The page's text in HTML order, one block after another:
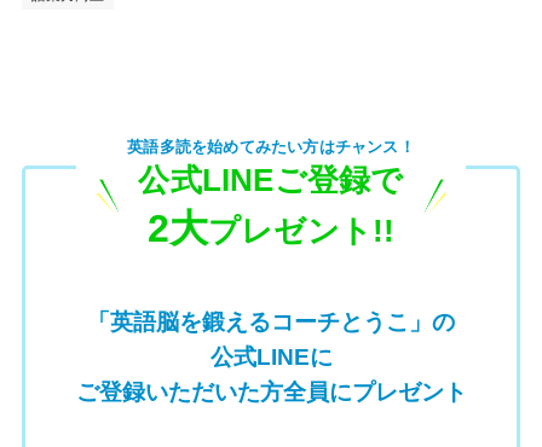
英語多読を始めてみたい方はチャンス！
公式LINEご登録で
2大プレゼント!!
「英語脳を鍛えるコーチとうこ」の
公式LINEに
ご登録いただいた方全員にプレゼント